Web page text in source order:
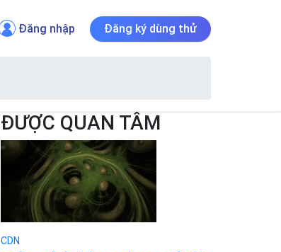
Đăng nhập Đăng ký dùng thử
ĐƯỢC QUAN TÂM
CDN